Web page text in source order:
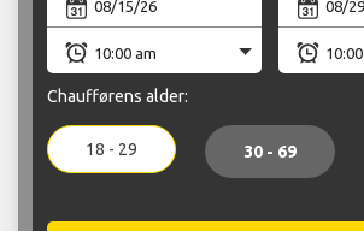
Chaufførens alder:
18 - 29 30 - 69